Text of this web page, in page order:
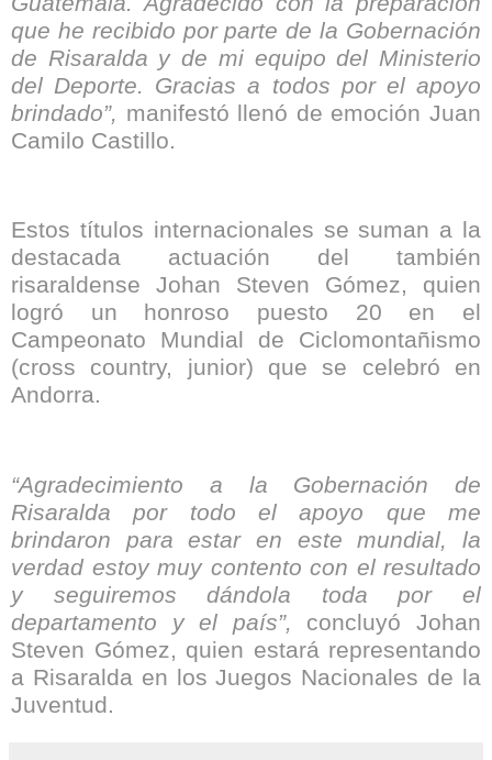
que he recibido por parte de la Gobernación
de Risaralda y de mi equipo del Ministerio
del Deporte. Gracias a todos por el apoyo
brindado”, manifestó llenó de emoción Juan
Camilo Castillo.
Estos títulos internacionales se suman a la
destacada actuación del también
risaraldense Johan Steven Gómez, quien
logró un honroso puesto 20 en el
Campeonato Mundial de Ciclomontañismo
(cross country, junior) que se celebró en
Andorra.
“Agradecimiento a la Gobernación de
Risaralda por todo el apoyo que me
brindaron para estar en este mundial, la
verdad estoy muy contento con el resultado
y seguiremos dándola toda por el
departamento y el país”, concluyó Johan
Steven Gómez, quien estará representando
a Risaralda en los Juegos Nacionales de la
Juventud.